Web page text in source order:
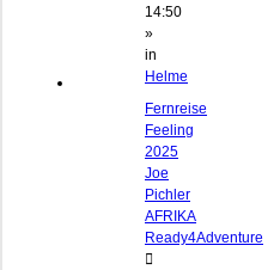
14:50
»
in
Helme
Fernreise
Feeling
2025
Joe
Pichler
AFRIKA
Ready4Adventure